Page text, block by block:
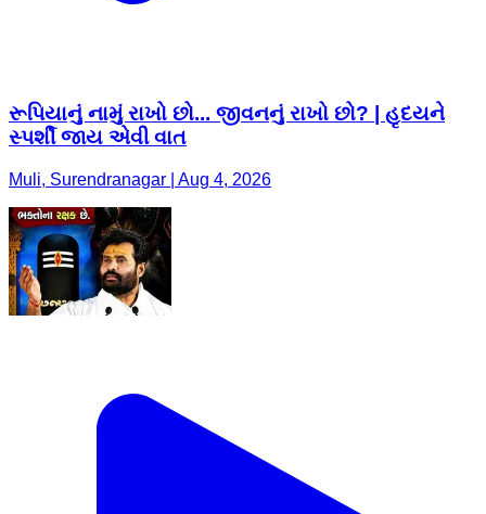
રૂપિયાનું નામું રાખો છો... જીવનનું રાખો છો? | હૃદયને
સ્પર્શી જાય એવી વાત
Muli, Surendranagar | Aug 4, 2026